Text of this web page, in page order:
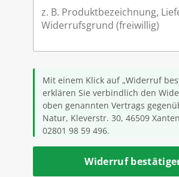
Mit einem Klick auf „Widerruf
erklären Sie verbindlich den
oben genannten Vertrags
Natur, Kleverstr. 30, 46509
02801 98 59 496.
Widerruf